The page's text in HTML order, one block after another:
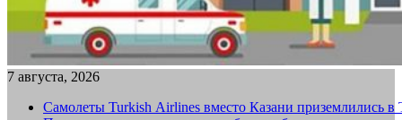
7 августа, 2026
Самолеты Turkish Airlines вместо Казани приземлились в